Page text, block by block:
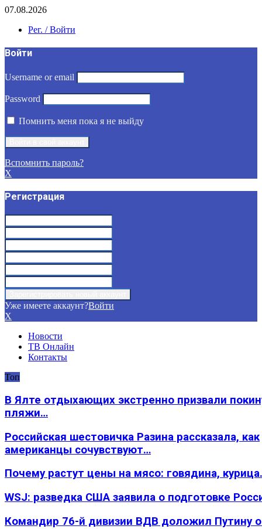
07.08.2026
Рег. / Войти
Войти
Username or email
Password
Помнить меня пока я не выйду
Вспомнить пароль?
X
Регистрация
Уже имеете аккаунт?Войти
X
Новости
ТВ Онлайн
Контакты
Топ
В Ялте отдыхающих экстренно призвали
пляжи…
Российская шестовичка Разина рассказала, как
американцы сочувствуют…
Почему растут цены на мясо: говядина,
WSJ: разведка США заявила о подготовке
Командир 76-й дивизии ВДВ доложил Путину